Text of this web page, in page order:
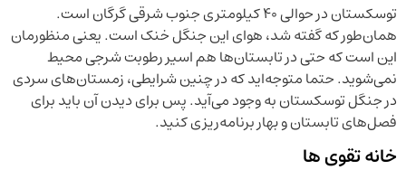
توسکستان در حوالی ۴۰ کیلومتری جنوب شرقی گرگان است.
همان‌طور که گفته شد، هوای این جنگل خنک است. یعنی منظورمان
این است که حتی در تابستان‌ها هم اسیر رطوبت شرجی محیط
نمی‌شوید. حتما متوجه‌اید که در چنین شرایطی، زمستان‌های سردی
در جنگل توسکستان به وجود می‌آید. پس برای دیدن آن باید برای
فصل‌های تابستان و بهار برنامه‌ریزی کنید.
خانه تقوی ها